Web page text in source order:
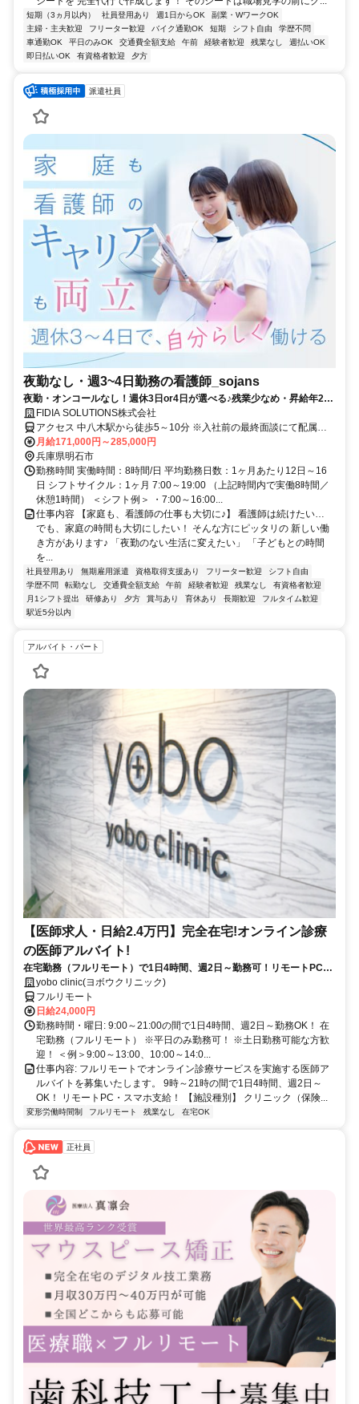
短期（3ヵ月以内） 社員登用あり 週1日からOK
副業・WワークOK
主婦・主夫歓迎
フリーター歓迎 バイク通勤OK 短期 シフト自由
学歴不問
車通勤OK
平日のみOK 交通費全額支給 午前 経験者歓迎 残業なし
週払いOK
即日払いOK
有資格者歓迎 夕方
派遣社員
夜勤なし・週3~4日勤務の看護師_sojans
夜勤・オンコールなし！週休3日or4日が選べる♪残業少なめ・昇給年2
回・賞与あり★初年度は年3回★
FIDIA SOLUTIONS株式会社
アクセス 中八木駅から徒歩5～10分 ※入社前の最終面談にて配属先
を決定致します。
月給171,000円～285,000円
兵庫県明石市
勤務時間 実働時間：8時間/日 平均勤務日数：1ヶ月あたり12日～16
日 シフトサイクル：1ヶ月 7:00～19:00 （上記時間内で実働8時間／
休憩1時間） ＜シフト例＞ ・7:00～16:00...
仕事内容 【家庭も、看護師の仕事も大切に♪】 看護師は続けたい…
でも、家庭の時間も大切にしたい！ そんな方にピッタリの 新しい働
き方があります♪ 「夜勤のない生活に変えたい」 「子どもとの時間
を...
社員登用あり 無期雇用派遣 資格取得支援あり フリーター歓迎
シフト自由
学歴不問
転勤なし 交通費全額支給 午前 経験者歓迎 残業なし
有資格者歓迎
月1シフト提出
研修あり 夕方 賞与あり 育休あり 長期歓迎
フルタイム歓迎
駅近5分以内
アルバイト・パート
【医師求人・日給2.4万円】完全在宅!オンライン診療
の医師アルバイト!
在宅勤務（フルリモート）で1日4時間、週2日～勤務可！リモートPC・
スマホ支給！
yobo clinic(ヨボウクリニック)
フルリモート
日給24,000円
勤務時間・曜日: 9:00～21:00の間で1日4時間、週2日～勤務OK！ 在
宅勤務（フルリモート） ※平日のみ勤務可！ ※土日勤務可能な方歓
迎！ ＜例＞9:00～13:00、10:00～14:0...
仕事内容: フルリモートでオンライン診療サービスを実施する医師ア
ルバイトを募集いたします。 9時～21時の間で1日4時間、週2日～
OK！ リモートPC・スマホ支給！ 【施設種別】 クリニック（保険...
変形労働時間制 フルリモート 残業なし 在宅OK
正社員